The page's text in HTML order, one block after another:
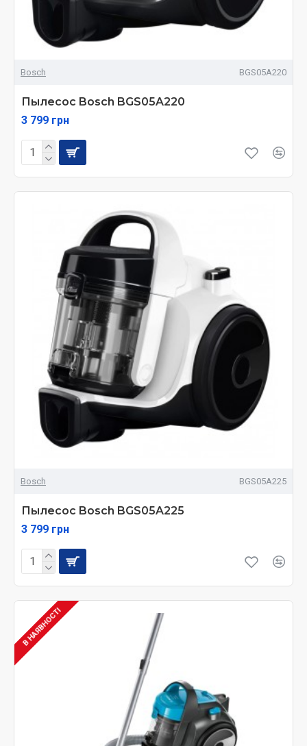
Bosch BGS05A220
Пылесос Bosch BGS05A220
3 799 грн
Bosch BGS05A225
Пылесос Bosch BGS05A225
3 799 грн
В НАЯВНОСТІ